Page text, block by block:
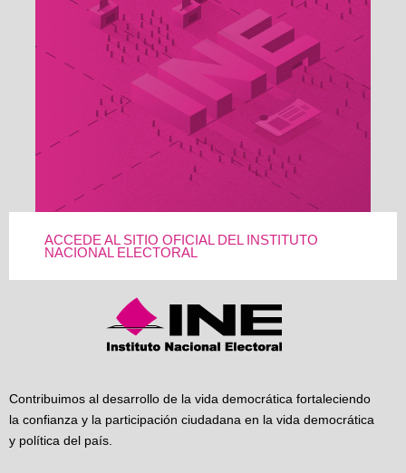
ACCEDE AL SITIO OFICIAL DEL INSTITUTO
NACIONAL ELECTORAL
Contribuimos al desarrollo de la vida democrática fortaleciendo
la confianza y la participación ciudadana en la vida democrática
y política del país.